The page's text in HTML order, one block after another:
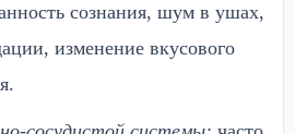
сознания, шум в ушах,
изменение вкусового